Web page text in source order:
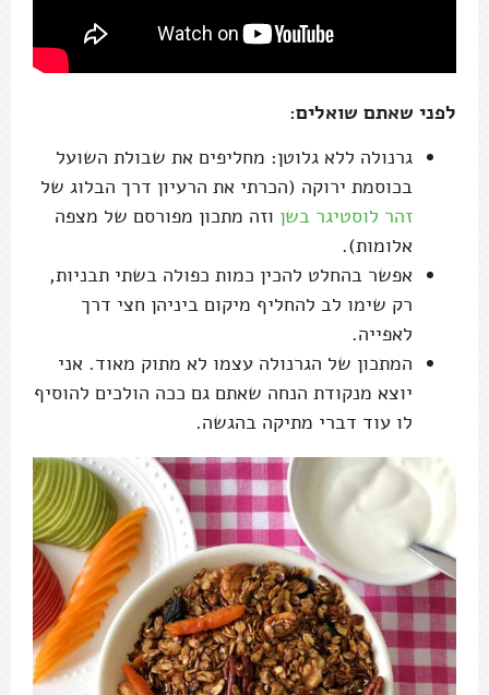
לפני שאתם שואלים:
גרנולה ללא גלוטן: מחליפים את שבולת השועל
בכוסמת ירוקה (הכרתי את הרעיון דרך הבלוג של
זהר לוסטיגר בשן וזה מתכון מפורסם של מצפה
אלומות).
אפשר בהחלט להכין כמות כפולה בשתי תבניות,
רק שימו לב להחליף מיקום ביניהן חצי דרך
לאפייה.
המתכון של הגרנולה עצמו לא מתוק מאוד. אני
יוצא מנקודת הנחה שאתם גם ככה הולכים להוסיף
לו עוד דברי מתיקה בהגשה.